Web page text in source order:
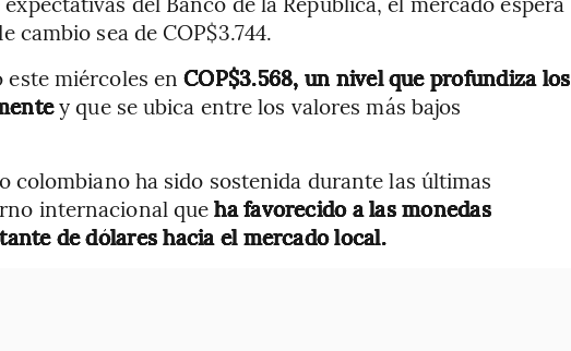
cambio sea de COP$3.744.
este miércoles enCOP$3.568, un nivel que profundiza los
y que se ubica entre los valores más bajos
colombiano ha sido sostenida durante las últimas
internacional queha favorecido a las monedas
de dólares hacia el mercado local.